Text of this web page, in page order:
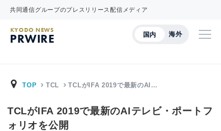
共同通信グループのプレスリリース配信メディア
国内 海外
KYODO NEWS
PRWIRE
TOP TCL TCLがIFA 2019で最新のAI…
TCLがIFA 2019で最新のAIテレビ・ポートフ
ォリオを公開